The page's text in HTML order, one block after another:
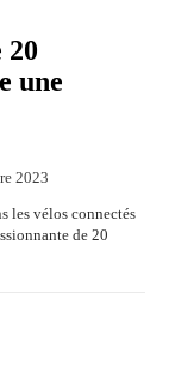
une
2023
les vélos connectés
de 20